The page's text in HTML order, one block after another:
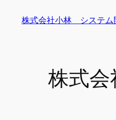
株式会社小林 システム
株式